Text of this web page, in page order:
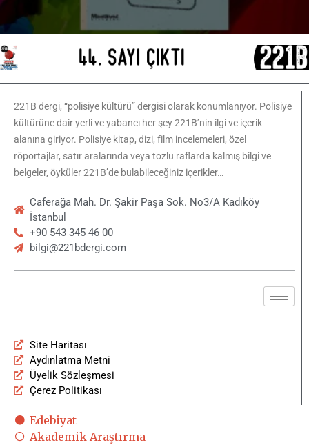
221B dergi, “polisiye kültürü” dergisi olarak konumlanıyor. Polisiye
kültürüne dair yerli ve yabancı her şey 221B’nin ilgi ve içerik
alanına giriyor. Polisiye kitap, dizi, film incelemeleri, özel
röportajlar, satır aralarında veya tozlu raflarda kalmış bilgi ve
belgeler, öyküler 221B’de bulabileceğiniz içerikler…
Caferağa Mah. Dr. Şakir Paşa Sok. No3/A Kadıköy
İstanbul
+90 543 345 46 00
bilgi@221bdergi.com
Site Haritası
Aydınlatma Metni
Üyelik Sözleşmesi
Çerez Politikası
Edebiyat
Akademik Araştırma